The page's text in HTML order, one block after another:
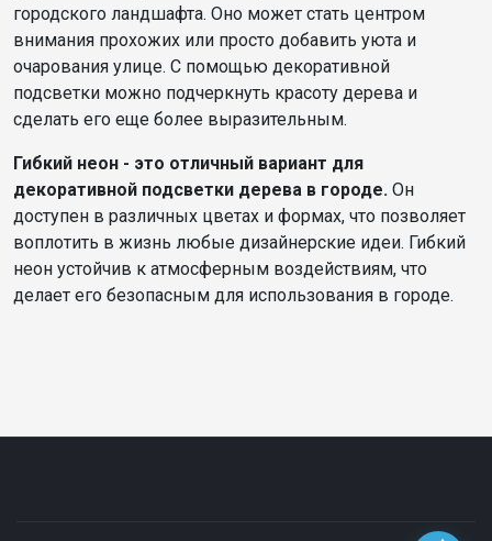
городского ландшафта. Оно может стать центром
внимания прохожих или просто добавить уюта и
очарования улице. С помощью декоративной
подсветки можно подчеркнуть красоту дерева и
сделать его еще более выразительным.
Гибкий неон - это отличный вариант для
декоративной подсветки дерева в городе. Он
доступен в различных цветах и формах, что позволяет
воплотить в жизнь любые дизайнерские идеи. Гибкий
неон устойчив к атмосферным воздействиям, что
делает его безопасным для использования в городе.